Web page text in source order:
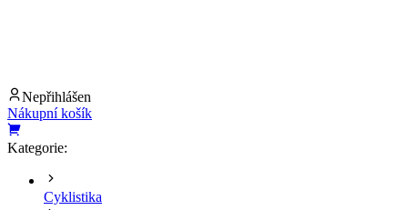
Nepřihlášen
Nákupní košík
Kategorie:
Cyklistika